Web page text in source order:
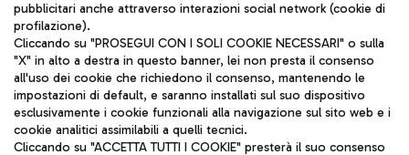
Pizza
Autobus
Scopri le linee di autobus per raggiungere l'aeroporto
Aeroporti di Roma S.p.A. - Società soggetta a direzione e
coordinamento di Mundys S.p.A.
pubblicitari anche attraverso interazioni social network (cookie di
profilazione).
Cliccando su "PROSEGUI CON I SOLI COOKIE NECESSARI" o sulla
"X" in alto a destra in questo banner, lei non presta il consenso
all'uso dei cookie che richiedono il consenso, mantenendo le
impostazioni di default, e saranno installati sul suo dispositivo
esclusivamente i cookie funzionali alla navigazione sul sito web e i
cookie analitici assimilabili a quelli tecnici.
Cliccando su "ACCETTA TUTTI I COOKIE" presterà il suo consenso